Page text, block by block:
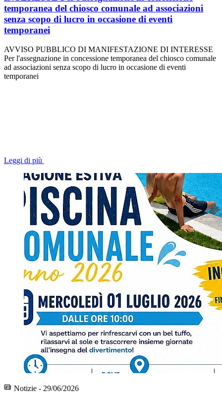
temporanea del chiosco comunale ad associazioni
senza scopo di lucro in occasione di eventi
temporanei
AVVISO PUBBLICO DI MANIFESTAZIONE DI INTERESSE
Per l'assegnazione in concessione temporanea del chiosco comunale
ad associazioni senza scopo di lucro in occasione di eventi
temporanei
Leggi di più
Notizie - 29/06/2026